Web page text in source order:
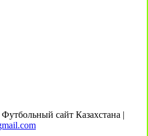
сайт Казахстана |